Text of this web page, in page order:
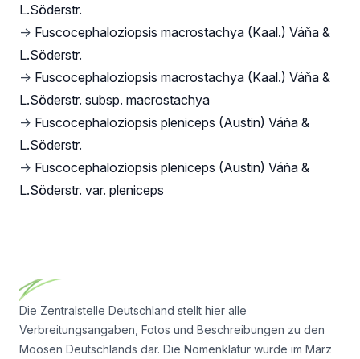
L.Söderstr.
→ Fuscocephaloziopsis macrostachya (Kaal.) Váňa &
L.Söderstr.
→ Fuscocephaloziopsis macrostachya (Kaal.) Váňa &
L.Söderstr. subsp. macrostachya
→ Fuscocephaloziopsis pleniceps (Austin) Váňa &
L.Söderstr.
→ Fuscocephaloziopsis pleniceps (Austin) Váňa &
L.Söderstr. var. pleniceps
Die Zentralstelle Deutschland stellt hier alle
Verbreitungsangaben, Fotos und Beschreibungen zu den
Moosen Deutschlands dar. Die Nomenklatur wurde im März